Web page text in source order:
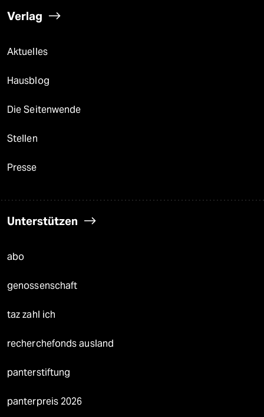
Verlag
Aktuelles
Hausblog
Die Seitenwende
Stellen
Presse
Unterstützen
abo
genossenschaft
taz zahl ich
recherchefonds ausland
panterstiftung
panterpreis 2026